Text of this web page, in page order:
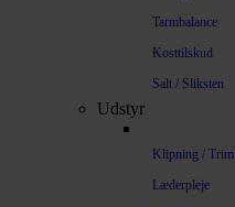
Tarmbalance
Kosttilskud
Salt / Sliksten
Udstyr
Klipning / Trim
Læderpleje